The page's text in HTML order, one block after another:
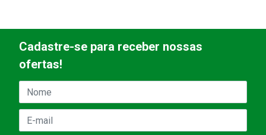
Cadastre-se para receber nossas
ofertas!